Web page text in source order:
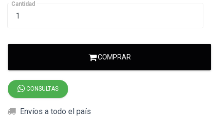
Cantidad
COMPRAR
CONSULTAS
Envíos a todo el país